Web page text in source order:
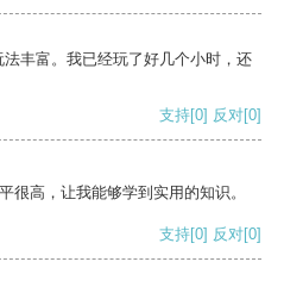
丰富。我已经玩了好几个小时，还
支持[0] 反对[0]
很高，让我能够学到实用的知识。
支持[0] 反对[0]